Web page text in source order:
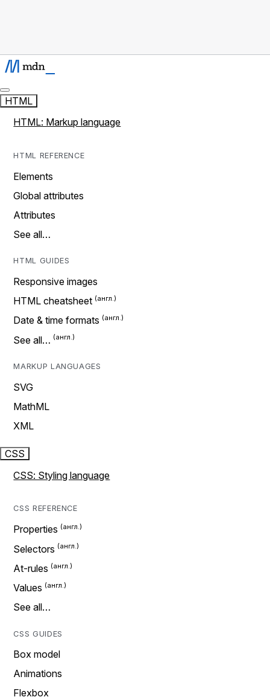
HTML
HTML: Markup language
HTML REFERENCE
Elements
Global attributes
Attributes
See all…
HTML GUIDES
Responsive images
HTML cheatsheet
Date & time formats
See all…
MARKUP LANGUAGES
SVG
MathML
XML
CSS
CSS: Styling language
CSS REFERENCE
Properties
Selectors
At-rules
Values
See all…
CSS GUIDES
Box model
Animations
Flexbox